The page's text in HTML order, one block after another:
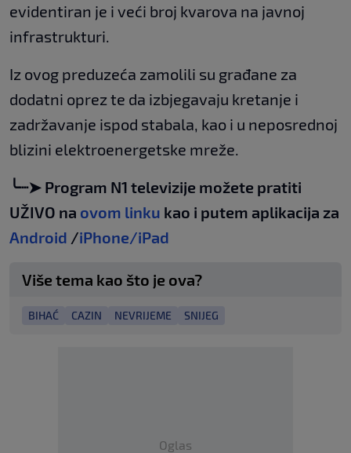
evidentiran je i veći broj kvarova na javnoj
infrastrukturi.
Iz ovog preduzeća zamolili su građane za
dodatni oprez te da izbjegavaju kretanje i
zadržavanje ispod stabala, kao i u neposrednoj
blizini elektroenergetske mreže.
╰┈➤ Program N1 televizije možete pratiti
UŽIVO na ovom linku kao i putem aplikacija za
Android /iPhone/iPad
Više tema kao što je ova?
BIHAĆ CAZIN NEVRIJEME SNIJEG
Oglas